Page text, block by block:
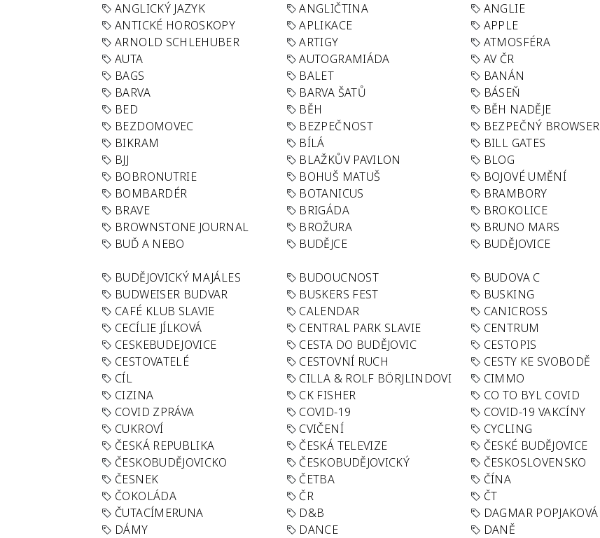
ANGLICKÝ JAZYK
ANGLIČTINA ANGLIE
ANTICKÉ HOROSKOPY
APLIKACE APPLE
ARNOLD SCHLEHUBER
ARTIGY ATMOSFÉRA
AUTA
AUTOGRAMIÁDA AV ČR
BAGS
BALET BANÁN
BARVA
BARVA ŠATŮ BÁSEŇ
BED
BĚH BĚH NADĚJE
BEZDOMOVEC
BEZPEČNOST BEZPEČNÝ BROWSER
BIKRAM
BÍLÁ BILL GATES
BJJ
BLAŽKŮV PAVILON BLOG
BOBRONUTRIE
BOHUŠ MATUŠ BOJOVÉ UMĚNÍ
BOMBARDÉR
BOTANICUS BRAMBORY
BRAVE
BRIGÁDA BROKOLICE
BROWNSTONE JOURNAL
BROŽURA BRUNO MARS
BUĎ A NEBO
BUDĚJCE BUDĚJOVICE
BUDĚJOVICKÝ MAJÁLES
BUDOUCNOST BUDOVA C
BUDWEISER BUDVAR
BUSKERS FEST BUSKING
CAFÉ KLUB SLAVIE
CALENDAR CANICROSS
CECÍLIE JÍLKOVÁ
CENTRAL PARK SLAVIE CENTRUM
CESKEBUDEJOVICE
CESTA DO BUDĚJOVIC CESTOPIS
CESTOVATELÉ
CESTOVNÍ RUCH CESTY KE SVOBODĚ
CÍL
CILLA & ROLF BÖRJLINDOVI CIMMO
CIZINA
CK FISHER CO TO BYL COVID
COVID ZPRÁVA
COVID-19 COVID-19 VAKCÍNY
CUKROVÍ
CVIČENÍ CYCLING
ČESKÁ REPUBLIKA
ČESKÁ TELEVIZE ČESKÉ BUDĚJOVICE
ČESKOBUDĚJOVICKO
ČESKOBUDĚJOVICKÝ ČESKOSLOVENSKO
ČESNEK
ČETBA ČÍNA
ČOKOLÁDA
ČR ČT
ČUTACÍMERUNA
D&B DAGMAR POPJAKOVÁ
DÁMY
DANCE DANĚ